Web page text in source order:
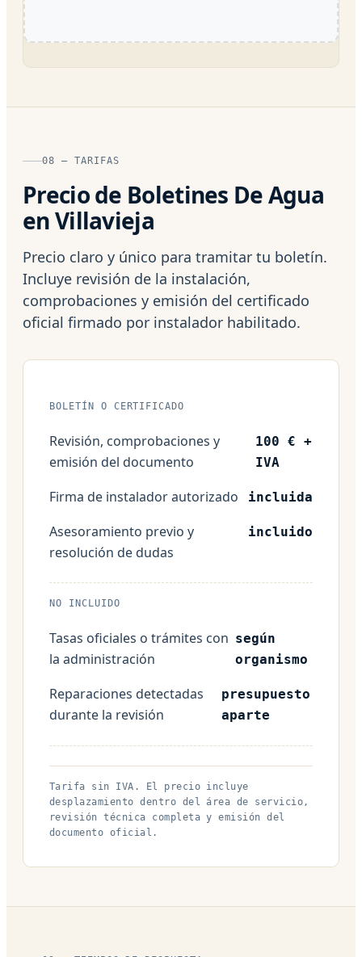
08 — TARIFAS
Precio de Boletines De Agua
en Villavieja
Precio claro y único para tramitar tu boletín.
Incluye revisión de la instalación,
comprobaciones y emisión del certificado
oficial firmado por instalador habilitado.
BOLETÍN O CERTIFICADO
Revisión, comprobaciones y
emisión del documento
100 € +
IVA
Firma de instalador autorizado incluida
Asesoramiento previo y
resolución de dudas
incluido
NO INCLUIDO
Tasas oficiales o trámites con
la administración
según
organismo
Reparaciones detectadas
durante la revisión
presupuesto
aparte
Tarifa sin IVA. El precio incluye
desplazamiento dentro del área de servicio,
revisión técnica completa y emisión del
documento oficial.